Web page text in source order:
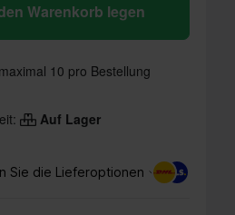
Warenkorb legen
10 pro Bestellung
Auf Lager